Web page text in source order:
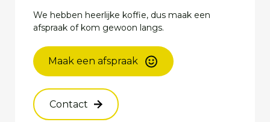
We hebben heerlijke koffie, dus maak een
afspraak of kom gewoon langs.
Maak een afspraak
Contact